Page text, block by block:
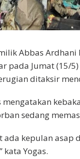
Abbas
pada Jumat (15/
ditaksir
mengatakan
sedang
ada kepulan
Yogas.